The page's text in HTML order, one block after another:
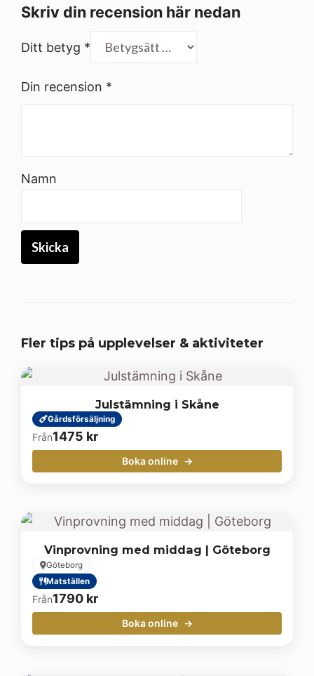
Skriv din recension här nedan
Ditt betyg *
Din recension *
Namn
Fler tips på upplevelser & aktiviteter
Julstämning i Skåne
Gårdsförsäljning
Från1475 kr
Boka online
Vinprovning med middag | Göteborg
Göteborg
Matställen
Från1790 kr
Boka online